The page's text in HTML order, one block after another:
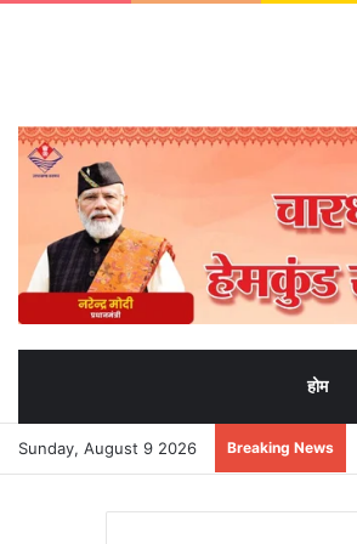
होम
Sunday, August 9 2026 Breaking News